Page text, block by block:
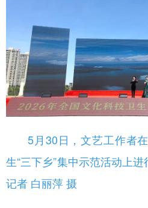
5月30日，文艺工作者在
生“三下乡”集中示范活动上
记者 白丽萍 摄